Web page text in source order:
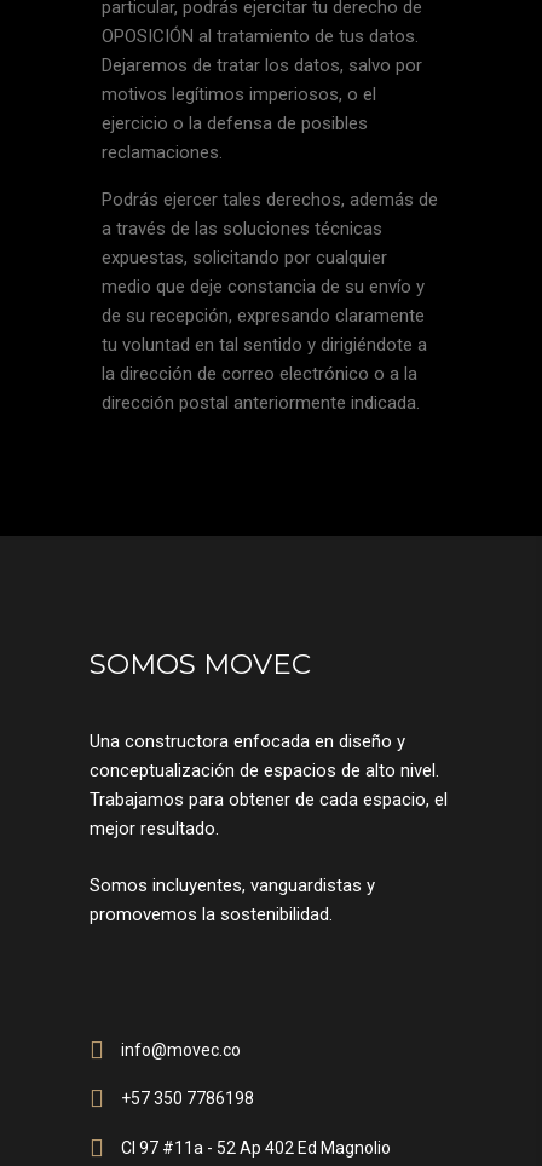
particular, podrás ejercitar tu derecho de
OPOSICIÓN al tratamiento de tus datos.
Dejaremos de tratar los datos, salvo por
motivos legítimos imperiosos, o el
ejercicio o la defensa de posibles
reclamaciones.
Podrás ejercer tales derechos, además de
a través de las soluciones técnicas
expuestas, solicitando por cualquier
medio que deje constancia de su envío y
de su recepción, expresando claramente
tu voluntad en tal sentido y dirigiéndote a
la dirección de correo electrónico o a la
dirección postal anteriormente indicada.
SOMOS MOVEC
Una constructora enfocada en diseño y
conceptualización de espacios de alto nivel.
Trabajamos para obtener de cada espacio, el
mejor resultado.
Somos incluyentes, vanguardistas y
promovemos la sostenibilidad.
info@movec.co
+57 350 7786198
Cl 97 #11a - 52 Ap 402 Ed Magnolio